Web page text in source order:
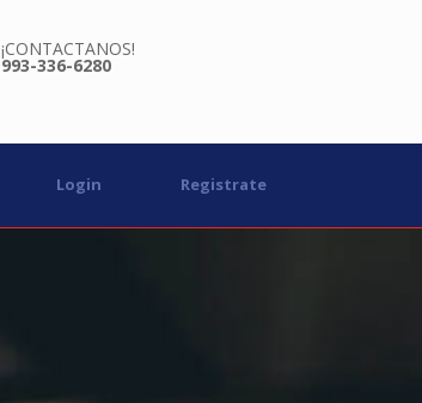
¡CONTACTANOS!
993-336-6280
Login Registrate